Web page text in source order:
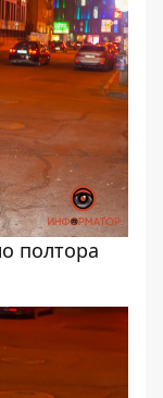
полтора